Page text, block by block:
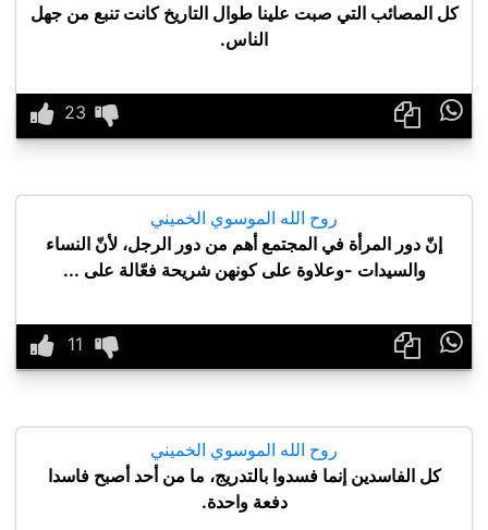
كل المصائب التي صبت علينا طوال التاريخ كانت تنبع من جهل
الناس.

روح الله الموسوي الخميني
إنّ دور المرأة في المجتمع أهم من دور الرجل، لأنّ النساء
والسيدات -وعلاوة على كونهن شريحة فعّالة على ...

روح الله الموسوي الخميني
كل الفاسدين إنما فسدوا بالتدريج، ما من أحد أصبح فاسدا
دفعة واحدة.